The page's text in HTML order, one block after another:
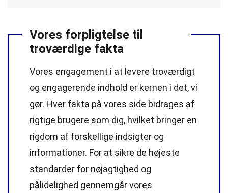
Vores forpligtelse til
troværdige fakta
Vores engagement i at levere troværdigt
og engagerende indhold er kernen i det, vi
gør. Hver fakta på vores side bidrages af
rigtige brugere som dig, hvilket bringer en
rigdom af forskellige indsigter og
informationer. For at sikre de højeste
standarder for nøjagtighed og
pålidelighed gennemgår vores